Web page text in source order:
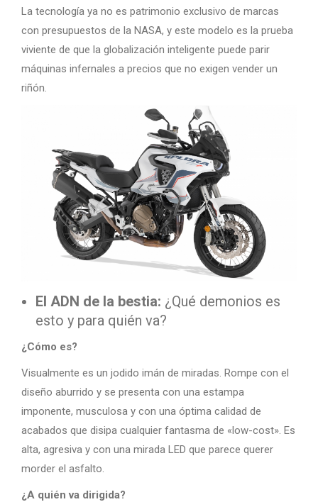
La tecnología ya no es patrimonio exclusivo de marcas
con presupuestos de la NASA, y este modelo es la prueba
viviente de que la globalización inteligente puede parir
máquinas infernales a precios que no exigen vender un
riñón.
El ADN de la bestia: ¿Qué demonios es
esto y para quién va?
¿Cómo es?
Visualmente es un jodido imán de miradas. Rompe con el
diseño aburrido y se presenta con una estampa
imponente, musculosa y con una óptima calidad de
acabados que disipa cualquier fantasma de «low-cost». Es
alta, agresiva y con una mirada LED que parece querer
morder el asfalto.
¿A quién va dirigida?